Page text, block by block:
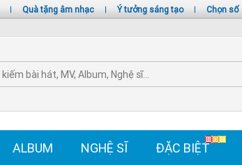
| Quà tặng âm nhạc | Ý tưởng sáng tạo | Chọn số
ALBUM NGHỆ SĨ ĐẶC BIỆT